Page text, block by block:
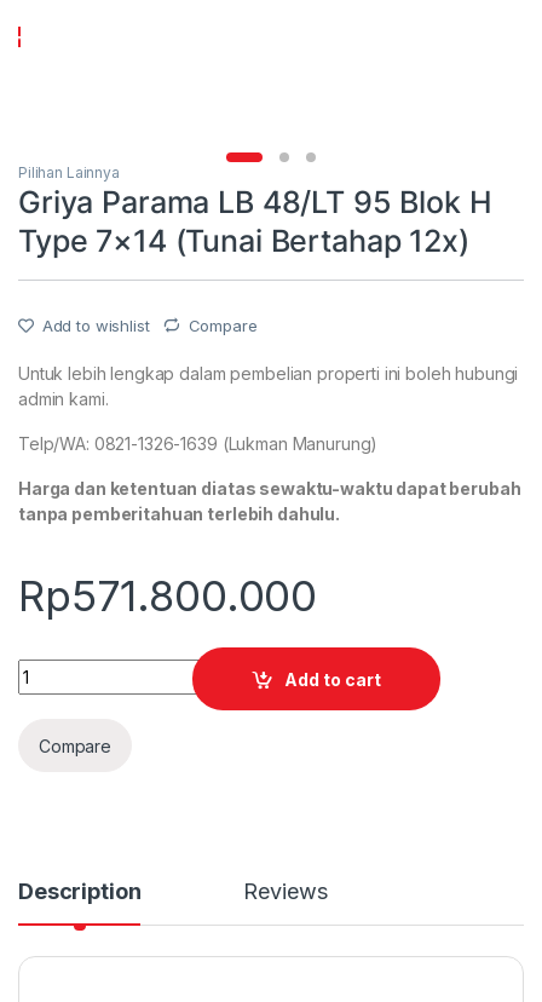
Pilihan Lainnya
Griya Parama LB 48/LT 95 Blok H
Type 7×14 (Tunai Bertahap 12x)
Add to wishlist Compare
Untuk lebih lengkap dalam pembelian properti ini boleh hubungi
admin kami.
Telp/WA: 0821-1326-1639 (Lukman Manurung)
Harga dan ketentuan diatas sewaktu-waktu dapat berubah
tanpa pemberitahuan terlebih dahulu.
Rp571.800.000
Quantity
Add to cart
Compare
Description Reviews